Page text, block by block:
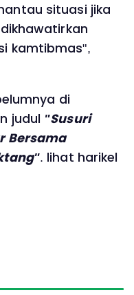
situasi jika
kamtibmas",
di
judul "Susuri
Bersama
. lihat harikel